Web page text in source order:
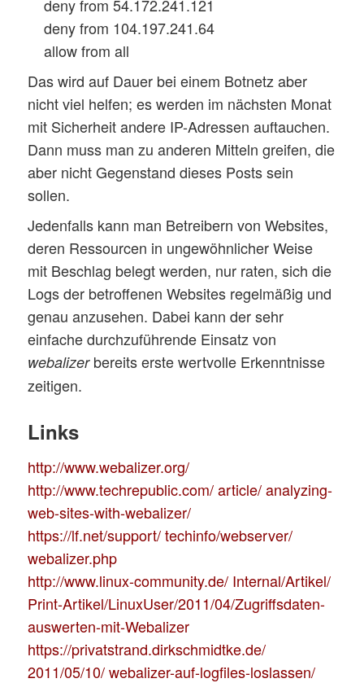
deny from 54.172.241.121
deny from 104.197.241.64
allow from all
Das wird auf Dauer bei einem Botnetz aber
nicht viel helfen; es werden im nächsten Monat
mit Sicherheit andere IP-Adressen auftauchen.
Dann muss man zu anderen Mitteln greifen, die
aber nicht Gegenstand dieses Posts sein
sollen.
Jedenfalls kann man Betreibern von Websites,
deren Ressourcen in ungewöhnlicher Weise
mit Beschlag belegt werden, nur raten, sich die
Logs der betroffenen Websites regelmäßig und
genau anzusehen. Dabei kann der sehr
einfache durchzuführende Einsatz von
webalizerbereits erste wertvolle Erkenntnisse
zeitigen.
Links
http://www.webalizer.org/
http://www.techrepublic.com/ article/ analyzing-
web-sites-with-webalizer/
https://lf.net/support/ techinfo/webserver/
webalizer.php
http://www.linux-community.de/ Internal/Artikel/
Print-Artikel/LinuxUser/2011/04/Zugriffsdaten-
auswerten-mit-Webalizer
https://privatstrand.dirkschmidtke.de/
2011/05/10/ webalizer-auf-logfiles-loslassen/